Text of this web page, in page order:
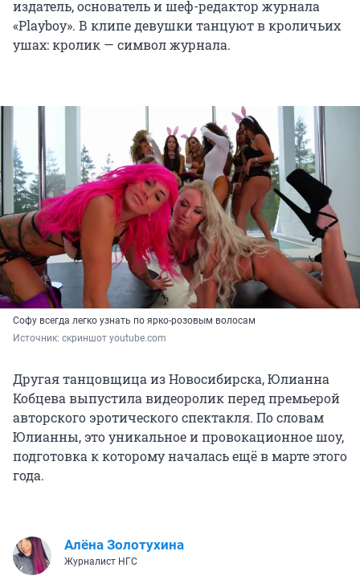
издатель, основатель и шеф-редактор журнала
«Playboy». В клипе девушки танцуют в кроличьих
ушах: кролик — символ журнала.
Софу всегда легко узнать по ярко-розовым волосам
Источник: скриншот youtube.com
Другая танцовщица из Новосибирска, Юлианна
Кобцева выпустила видеоролик перед премьерой
авторского эротического спектакля. По словам
Юлианны, это уникальное и провокационное шоу,
подготовка к которому началась ещё в марте этого
года.
Алёна Золотухина
Журналист НГС